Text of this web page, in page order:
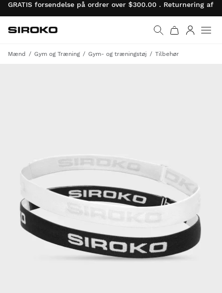
GRATIS forsendelse på ordrer over $300.00 . Returnering
Gå til startsiden
Siroko.com
Mænd Gym og Træning Gym- og træningstøj Tilbehør